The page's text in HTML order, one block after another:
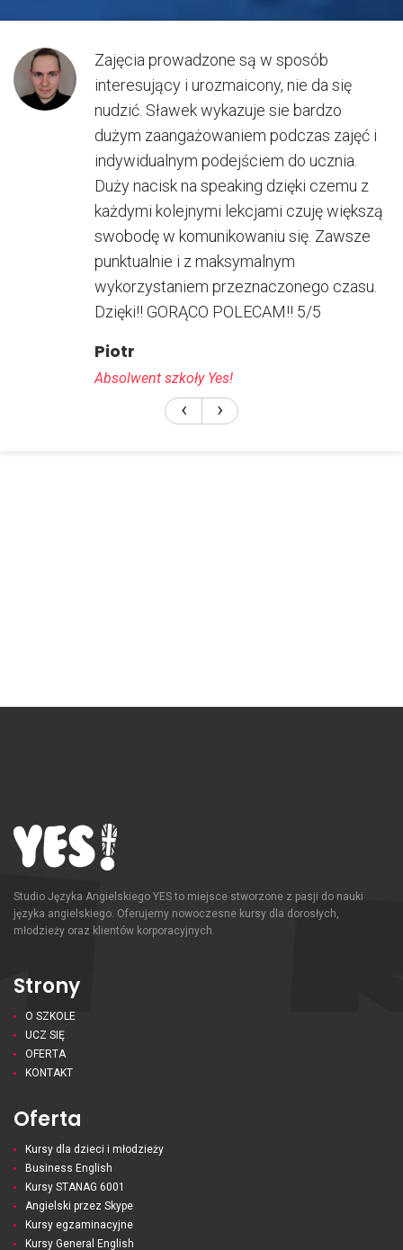
Zajęcia prowadzone są w sposób
interesujący i urozmaicony, nie da się
nudzić. Sławek wykazuje sie bardzo
dużym zaangażowaniem podczas zajęć i
indywidualnym podejściem do ucznia.
Duży nacisk na speaking dzięki czemu z
każdymi kolejnymi lekcjami czuję większą
swobodę w komunikowaniu się. Zawsze
punktualnie i z maksymalnym
wykorzystaniem przeznaczonego czasu.
Dzięki!! GORĄCO POLECAM!! 5/5
Piotr
Absolwent szkoły Yes!
‹ ›
Studio Języka Angielskiego YES to miejsce stworzone z pasji do nauki
języka angielskiego. Oferujemy nowoczesne kursy dla dorosłych,
młodzieży oraz klientów korporacyjnych.
Strony
O SZKOLE
UCZ SIĘ
OFERTA
KONTAKT
Oferta
Kursy dla dzieci i młodzieży
Business English
Kursy STANAG 6001
Angielski przez Skype
Kursy egzaminacyjne
Kursy General English